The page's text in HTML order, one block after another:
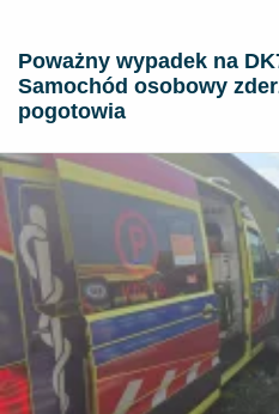
Poważny wypadek na
Samochód osobowy
pogotowia